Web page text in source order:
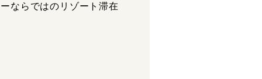
ならではのリゾート滞在